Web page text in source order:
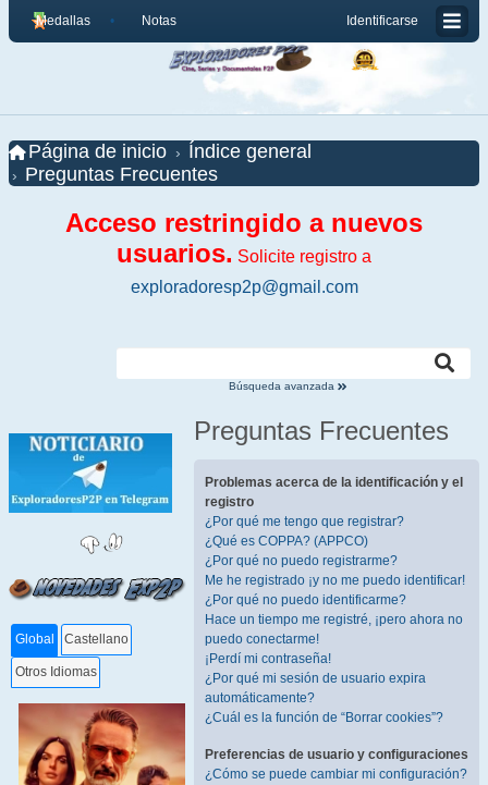
Identificarse
Medallas Notas
Página de inicio
Índice general
Preguntas Frecuentes
Acceso restringido a nuevos
usuarios. Solicite registro a
exploradoresp2p@gmail.com
Búsqueda avanzada
Global Castellano
Otros Idiomas
Preguntas Frecuentes
Problemas acerca de la identificación y el
registro
¿Por qué me tengo que registrar?
¿Qué es COPPA? (APPCO)
¿Por qué no puedo registrarme?
Me he registrado ¡y no me puedo identificar!
¿Por qué no puedo identificarme?
Hace un tiempo me registré, ¡pero ahora no
puedo conectarme!
¡Perdí mi contraseña!
¿Por qué mi sesión de usuario expira
automáticamente?
¿Cuál es la función de “Borrar cookies”?
Preferencias de usuario y configuraciones
¿Cómo se puede cambiar mi configuración?